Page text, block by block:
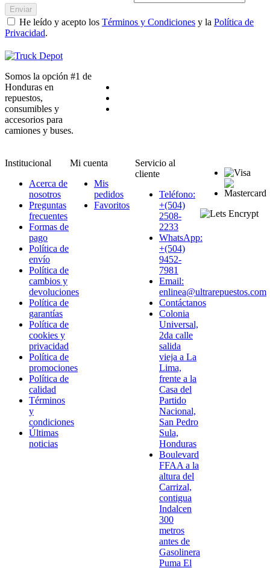
Enviar
He leído y acepto los Términos y Condiciones y la Política de
Privacidad.
Somos la opción #1 de
Honduras en
repuestos,
consumibles y
accesorios para
camiones y buses.
Institucional
Acerca de
nosotros
Preguntas
frecuentes
Formas de
pago
Política de
envío
Política de
cambios y
devoluciones
Política de
garantías
Política de
cookies y
privacidad
Política de
promociones
Política de
calidad
Términos
y
condiciones
Últimas
noticias
Mi cuenta
Mis
pedidos
Favoritos
Servicio al
cliente
Teléfono:
+(504)
2508-
2233
WhatsApp:
+(504)
9452-
7981
Email:
enlinea@ultrarepuestos.com
Contáctanos
Colonia
Universal,
2da calle
salida
vieja a La
Lima,
frente a la
Casa del
Partido
Nacional,
San Pedro
Sula,
Honduras
Boulevard
FFAA a la
altura del
Carrizal,
contigua
Indalcen
300
metros
antes de
Gasolinera
Puma El